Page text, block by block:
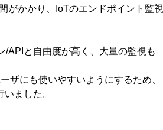
がかかり、IoTのエンドポイント監視
APIと自由度が高く、大量の監視も
ザにも使いやすいようにするため、
ました。